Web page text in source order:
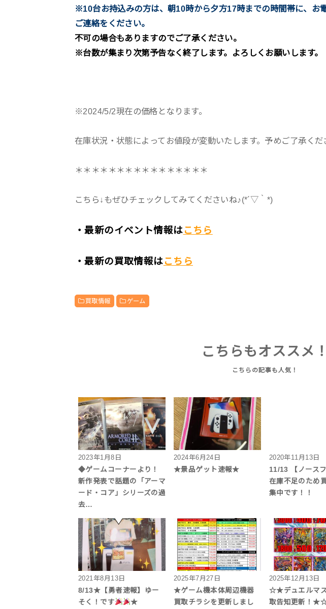
※10台お持込みの方は、朝10時から夕方17時までの時間帯に、お
ご連絡をください。
不可の場合もありますのでご了承ください。
※台数が集まり次第予告なく終了します。よろしくお願いします。
※2024/5/2現在の価格となります。
在庫状況・状態によってお値段が変動いたします。予めご了承くだ
＊＊＊＊＊＊＊＊＊＊＊＊＊＊＊＊
こちら↓もぜひチェックしてみてくださいね♪(*´▽｀*)
・最新のイベント情報はこちら
・最新の買取情報はこちら
買取情報 ゲーム
こちらもオススメ！
2023年1月8日
◆ゲームコーナーより！
新作発表で話題の「アーマ
ード・コア」シリーズの過
去…
2024年6月24日
★景品ゲット速報★
2020年11月13日
11/13 【ノースフ
在庫不足のため
集中です！！
2021年8月13日
8/13★【勇者速報】ゆー
そく！です
★
2025年7月27日
★ゲーム機本体周辺機器
買取チラシを更新しまし
2025年12月13日
☆★デュエルマ
取告知更新！